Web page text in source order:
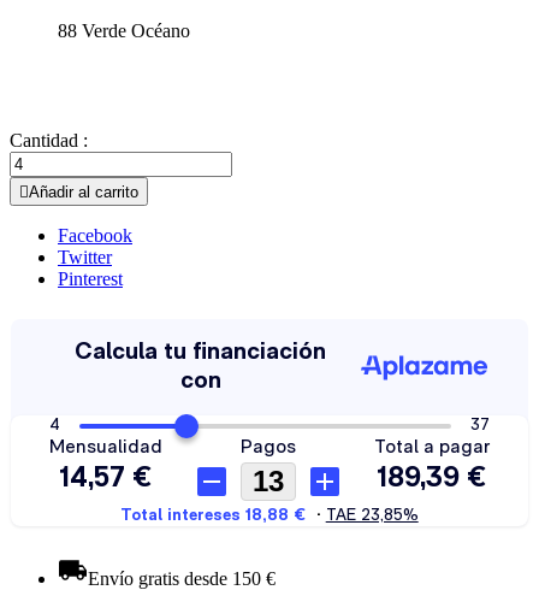
88 Verde Océano
Cantidad :
Añadir al carrito
Facebook
Twitter
Pinterest
Envío gratis desde 150 €